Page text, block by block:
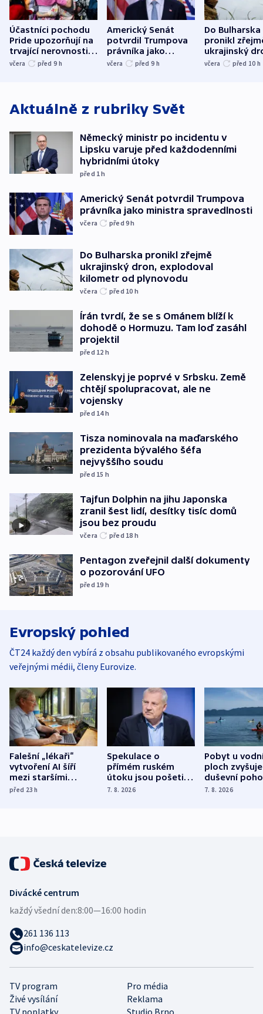
Účastníci pochodu
Pride upozorňují na
trvající nerovnosti i
společenskou
včera před 9 h
Americký Senát
potvrdil Trumpova
právníka jako
ministra
včera před 9 h
Do Bulharska
pronikl
ukrajinský
explodoval
včera před 10 h
Aktuálně z rubriky Svět
Německý ministr po incidentu v
Lipsku varuje před každodenními
hybridními útoky
před 1h
Americký Senát potvrdil Trumpova
právníka jako ministra spravedlnosti
včera před 9h
Do Bulharska pronikl zřejmě
ukrajinský dron, explodoval
kilometr od plynovodu
včera před 10 h
Írán tvrdí, že se s Ománem blíží k
dohodě o Hormuzu. Tam loď zasáhl
projektil
před 12 h
Zelenskyj je poprvé v Srbsku. Země
chtějí spolupracovat, ale ne
vojensky
před 14h
Tisza nominovala na maďarského
prezidenta bývalého šéfa
nejvyššího soudu
před 15 h
Tajfun Dolphin na jihu Japonska
zranil šest lidí, desítky tisíc domů
jsou bez proudu
včera před 18 h
Pentagon zveřejnil další dokumenty
o pozorování UFO
před 19 h
Evropský pohled
ČT24 každý den vybírá z obsahu publikovaného evropskými
veřejnými médii, členy Eurovize.
Falešní „lékaři“
vytvoření AI šíří
mezi staršími
Poláky nebezpečné
před 23h
Spekulace o
přímém ruském
útoku jsou pošetilé,
míní estonský
7. 8. 2026
Pobyt u
ploch zvyšuje
duševní
ukázala
7. 8. 2026
TV program
Pro média
Živé vysílání
Reklama
Divácké centrum
každý všední den:8:00—16:00 hodin
261 136 113
info@ceskatelevize.cz